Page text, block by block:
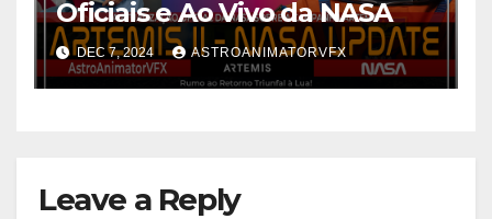
Oficiais e Ao Vivo da NASA
DEC 7, 2024 ASTROANIMATORVFX
Leave a Reply